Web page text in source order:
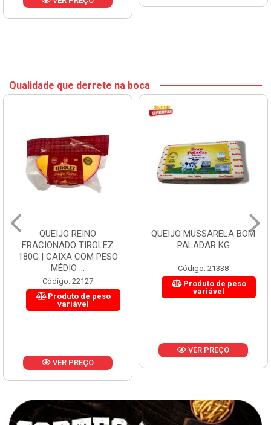
Qualidade que derrete na boca
QUEIJO REINO
FRACIONADO TIROLEZ
180G | CAIXA COM PESO
MÉDIO ...
Código: 22127
Produto de peso
variável
VER PREÇO
QUEIJO MUSSARELA BOM
PALADAR KG
Código: 21338
Produto de peso
variável
VER PREÇO